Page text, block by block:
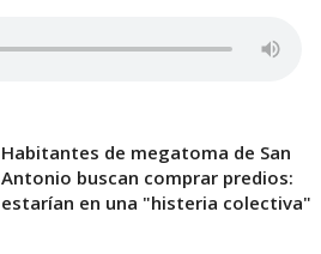
Habitantes de megatoma de San
Antonio buscan comprar predios:
estarían en una "histeria colectiva"